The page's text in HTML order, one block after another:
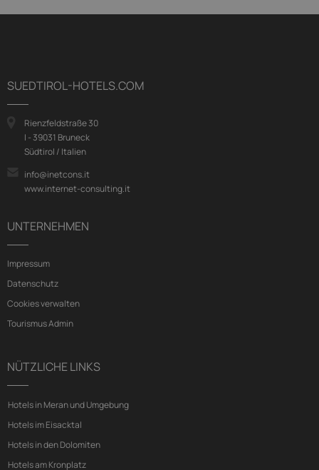
SUEDTIROL-HOTELS.COM
Rienzfeldstraße 30
I - 39031 Bruneck
Südtirol / Italien
info@inetcons.it
www.internet-consulting.it
UNTERNEHMEN
Impressum
Datenschutz
Cookies verwalten
Tourismus Admin
NÜTZLICHE LINKS
Hotels in Meran und Umgebung
Hotels im Eisacktal
Hotels in den Dolomiten
Hotels am Kronplatz